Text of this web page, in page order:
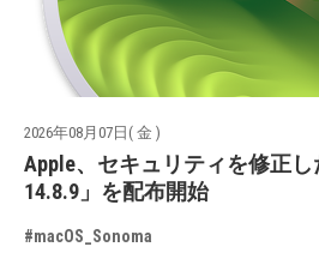
2026年08月07日( 金 )
Apple、セキュリティを修正し
14.8.9」を配布開始
#macOS_Sonoma